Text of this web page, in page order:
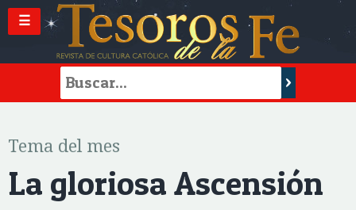
☰
Tema del mes
La gloriosa Ascensión